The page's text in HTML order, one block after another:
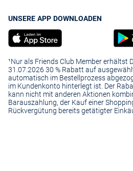
UNSERE APP DOWNLOADEN
¹Nur als Friends Club Member erhältst
31.07.2026 30 % Rabatt auf
automatisch im Bestellprozess
im Kundenkonto hinterlegt ist. Der
kann nicht mit anderen Aktionen
Barauszahlung, der Kauf einer
Rückvergütung bereits getätigter